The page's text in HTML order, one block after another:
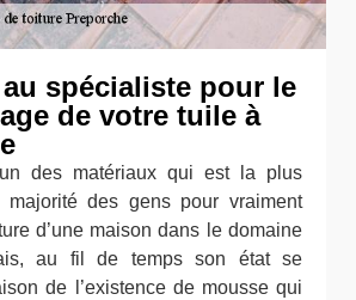
spécialiste pour le
de votre tuile à
des matériaux qui est la plus
des gens pour vraiment
d’une maison dans le domaine
au fil de temps son état se
de l’existence de mousse qui